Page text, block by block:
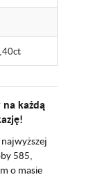
każdą
585,
o masie